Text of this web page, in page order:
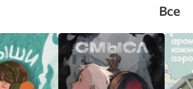
Все